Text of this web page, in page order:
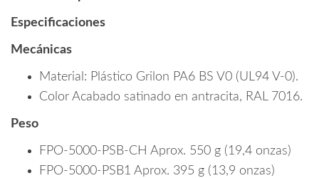
Especificaciones
Mecánicas
Material: Plástico Grilon PA6 BS V0 (UL94 V‑0).
Color Acabado satinado en antracita, RAL 7016.
Peso
FPO-5000-PSB-CH Aprox. 550 g (19,4 onzas)
FPO-5000-PSB1 Aprox. 395 g (13,9 onzas)